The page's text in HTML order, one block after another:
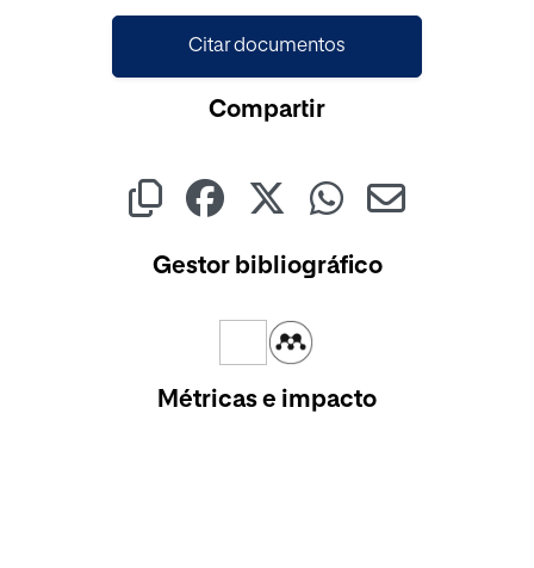
Citar documentos
Compartir
Gestor bibliográfico
Métricas e impacto